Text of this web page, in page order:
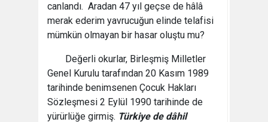
canlandı. Aradan 47 yıl geçse de hâlâ
merak ederim yavrucuğun elinde telafisi
mümkün olmayan bir hasar oluştu mu?
Değerli okurlar, Birleşmiş Milletler
Genel Kurulu tarafından 20 Kasım 1989
tarihinde benimsenen Çocuk Hakları
Sözleşmesi 2 Eylül 1990 tarihinde de
yürürlüğe girmiş. Türkiye de dâhil